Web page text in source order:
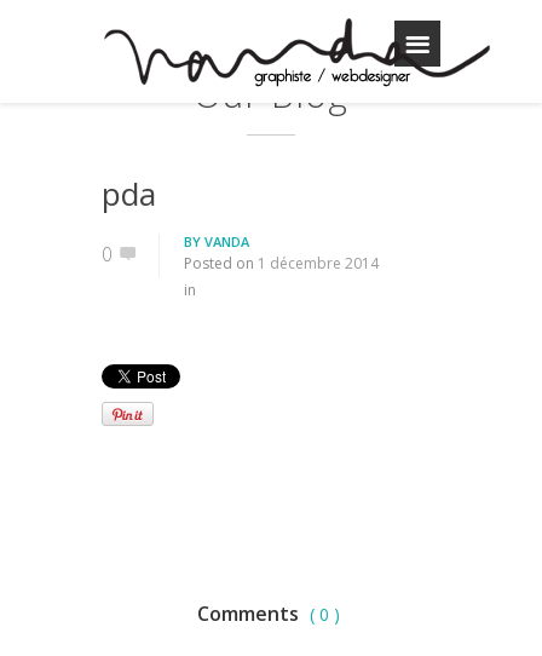
Our Blog
pda
0 BY VANDA
Posted on 1 décembre 2014
in
Comments ( 0 )